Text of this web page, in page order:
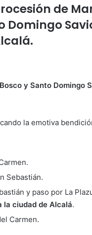
de
Domingo
y Santo Domingo
la emotiva
Sebastián.
y paso por La
la ciudad de Alcalá.
Carmen.